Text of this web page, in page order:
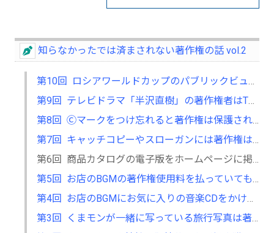
知らなかったでは済まされない著作権の話 vol.2